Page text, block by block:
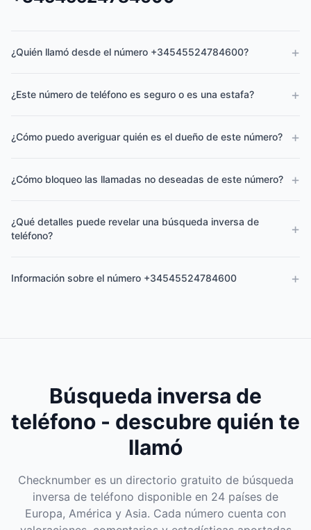
¿Quién llamó desde el número +34545524784600? +
¿Este número de teléfono es seguro o es una estafa? +
¿Cómo puedo averiguar quién es el dueño de este número? +
¿Cómo bloqueo las llamadas no deseadas de este número? +
¿Qué detalles puede revelar una búsqueda inversa de
teléfono?
+
Información sobre el número +34545524784600 +
Búsqueda inversa de
teléfono - descubre quién te
llamó
Checknumber es un directorio gratuito de búsqueda
inversa de teléfono disponible en 24 países de
Europa, América y Asia. Cada número cuenta con